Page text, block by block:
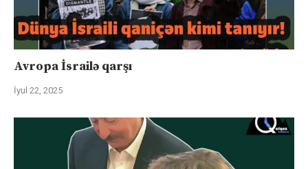
Avropa İsrailə qarşı
İyul 22, 2025